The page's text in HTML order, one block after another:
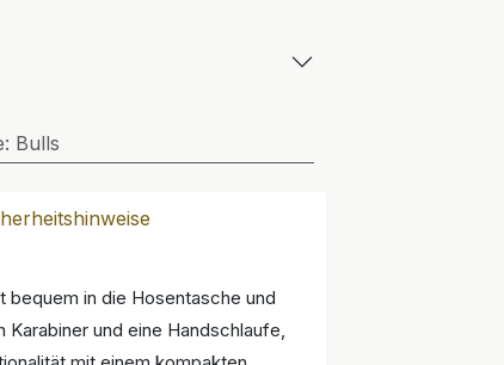
: Bulls
in die Hosentasche und
und eine Handschlaufe,